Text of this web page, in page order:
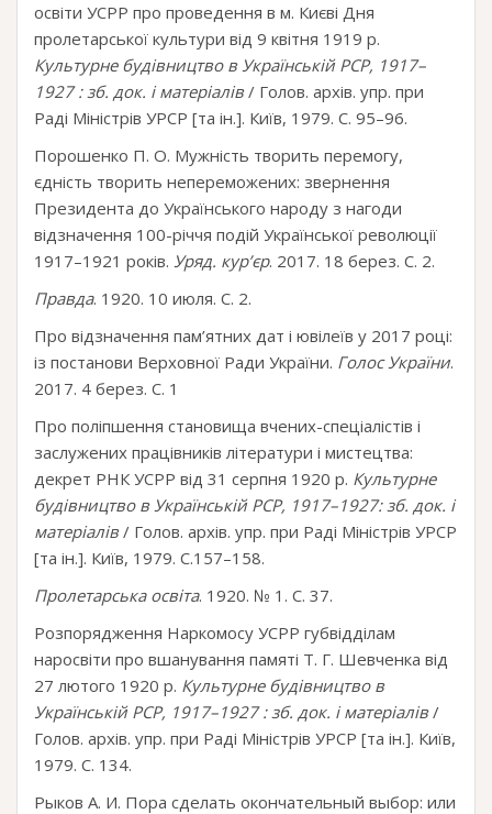
освіти УСРР про проведення в м. Києві Дня
пролетарської культури від 9 квітня 1919 р.
Культурне будівництво в Українській РСР, 1917–
1927 : зб. док. і матеріалів/ Голов. архів. упр. при
Раді Міністрів УРСР [та ін.]. Київ, 1979. С. 95–96.
Порошенко П. О. Мужність творить перемогу,
єдність творить непереможених: звернення
Президента до Українського народу з нагоди
відзначення 100-річчя подій Української революції
1917–1921 років. Уряд. кур’єр. 2017. 18 берез. С. 2.
Правда. 1920. 10 июля. С. 2.
Про відзначення пам’ятних дат і ювілеїв у 2017 році:
із постанови Верховної Ради України. Голос України.
2017. 4 берез. С. 1
Про поліпшення становища вчених-спеціалістів і
заслужених працівників літератури і мистецтва:
декрет РНК УСРР від 31 серпня 1920 р. Культурне
будівництво в Українській РСР, 1917–1927: зб. док. і
матеріалів/ Голов. архів. упр. при Раді Міністрів УРСР
[та ін.]. Київ, 1979. С.157–158.
Пролетарська освіта. 1920. № 1. С. 37.
Розпорядження Наркомосу УСРР губвідділам
наросвіти про вшанування памяті Т. Г. Шевченка від
27 лютого 1920 р. Культурне будівництво в
Українській РСР, 1917–1927 : зб. док. і матеріалів/
Голов. архів. упр. при Раді Міністрів УРСР [та ін.]. Київ,
1979. С. 134.
Рыков А. И. Пора сделать окончательный выбор: или